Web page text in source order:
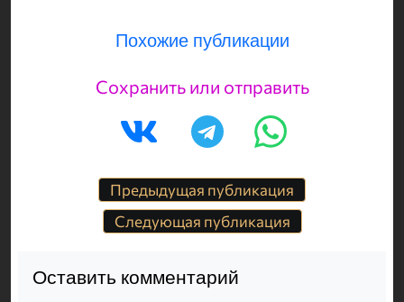
Похожие публикации
Сохранить или отправить
Предыдущая публикация
Следующая публикация
Оставить комментарий